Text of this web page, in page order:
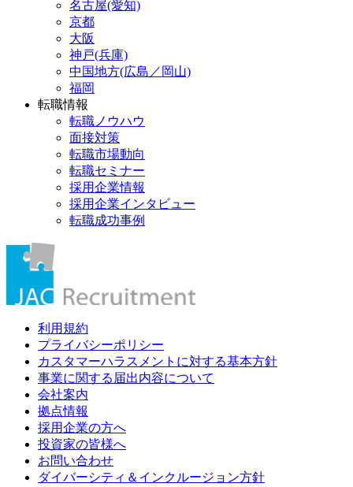
名古屋(愛知)
京都
大阪
神戸(兵庫)
中国地方(広島／岡山)
福岡
転職情報
転職ノウハウ
面接対策
転職市場動向
転職セミナー
採用企業情報
採用企業インタビュー
転職成功事例
利用規約
プライバシーポリシー
カスタマーハラスメントに対する基本方針
事業に関する届出内容について
会社案内
拠点情報
採用企業の方へ
投資家の皆様へ
お問い合わせ
ダイバーシティ＆インクルージョン方針